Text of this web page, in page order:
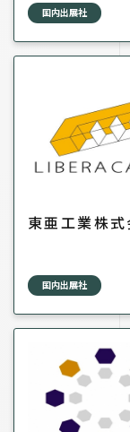
国内出展社
東亜工業株式
国内出展社